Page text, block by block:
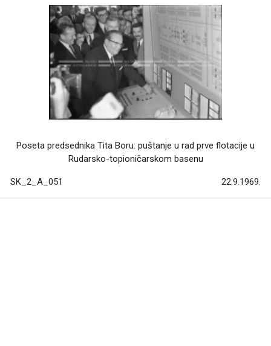
Poseta predsednika Tita Boru: puštanje u rad prve flotacije u
Rudarsko-topioničarskom basenu
SK_2_A_051 22.9.1969.